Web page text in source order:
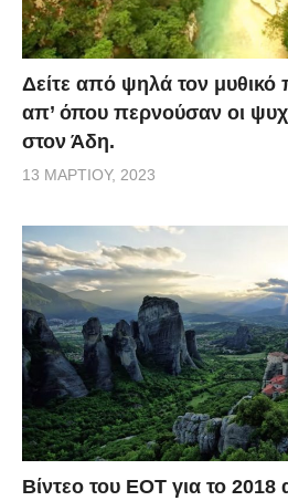
Δείτε από ψηλά τον μυθικό
απ’ όπου περνούσαν οι
στον Άδη.
13 ΜΑΡΤΊΟΥ, 2023
Βίντεο του ΕΟΤ για το 2018